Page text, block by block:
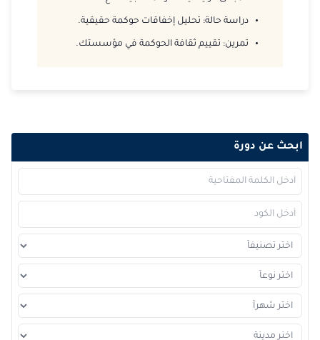
2026-12-28 امستردام
دراسة حالة: تحليل إخفاقات حوكمة حقيقية.
تمرين: تقييم ثقافة الحوكمة في مؤسستك.
ابحث عن دورة